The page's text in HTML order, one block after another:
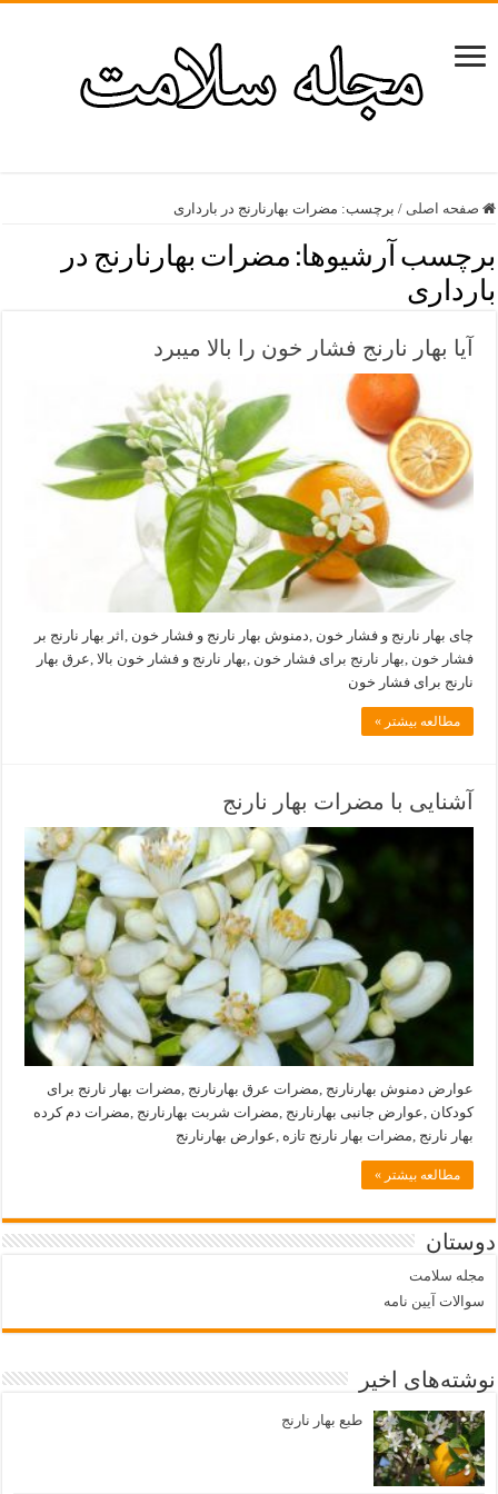
صفحه اصلی / برچسب: مضرات بهارنارنج در بارداری
برچسب آرشیوها: مضرات بهارنارنج در
بارداری
آیا بهار نارنج فشار خون را بالا میبرد
چای بهار نارنج و فشار خون ,دمنوش بهار نارنج و فشار خون ,اثر بهار نارنج بر
فشار خون ,بهار نارنج برای فشار خون ,بهار نارنج و فشار خون بالا ,عرق بهار
نارنج برای فشار خون
مطالعه بیشتر »
آشنایی با مضرات بهار نارنج
عوارض دمنوش بهارنارنج ,مضرات عرق بهارنارنج ,مضرات بهار نارنج برای
کودکان ,عوارض جانبی بهارنارنج ,مضرات شربت بهارنارنج ,مضرات دم کرده
بهار نارنج ,مضرات بهار نارنج تازه ,عوارض بهارنارنج
مطالعه بیشتر »
دوستان
مجله سلامت
سوالات آیین نامه
نوشته‌های اخیر
طبع بهار نارنج